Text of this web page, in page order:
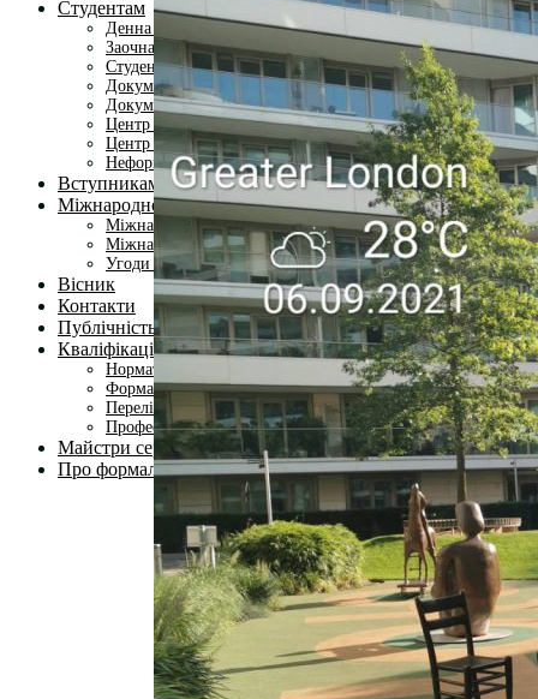
Студентам
Денна форма навчання
Заочна форма навчання
Студентська рада
Документація. Карантин
Документація. Воєнний стан
Центр кар’єри та працевлаштування
Центр дуальної освіти
Неформальна та інформальна освіта
Вступникам
Міжнародне співробітництво
Міжнародне співробітництво для викладачів
Міжнародне співробітництво для студентів
Угоди та договори
Вісник
Контакти
Публічність
Кваліфікаційний центр МФК
Нормативно-правова база
Форма заяви здобувача
Перелік професій
Професійні стандарти
Майстри сервісних центрів
Про формальну, неформальну та інформальну освіту